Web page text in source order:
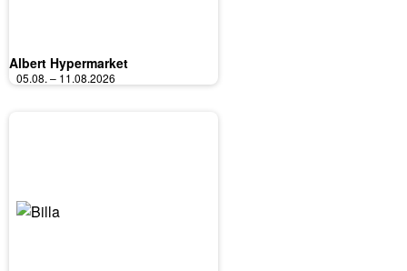
Albert Hypermarket
05.08. – 11.08.2026